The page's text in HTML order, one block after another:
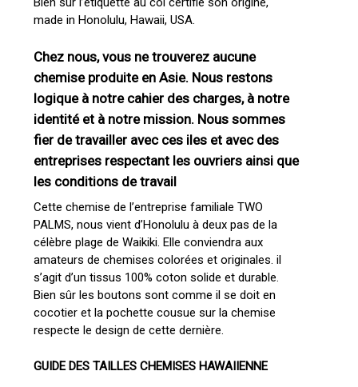
made in Honolulu, Hawaii, USA.
Chez nous, vous ne trouverez aucune
chemise produite en Asie. Nous restons
logique à notre cahier des charges, à notre
identité et à notre mission. Nous sommes
fier de travailler avec ces iles et avec des
entreprises respectant les ouvriers ainsi que
les conditions de travail
Cette chemise de l’entreprise familiale TWO
PALMS, nous vient d’Honolulu à deux pas de la
célèbre plage de Waikiki. Elle conviendra aux
amateurs de chemises colorées et originales. il
s’agit d’un tissus 100% coton solide et durable.
Bien sûr les boutons sont comme il se doit en
cocotier et la pochette cousue sur la chemise
respecte le design de cette dernière.
GUIDE DES TAILLES CHEMISES HAWAIIENNE